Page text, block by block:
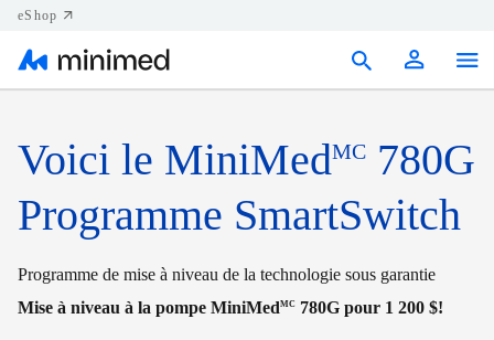
eShop
Soutien
Ressources
Nous joindre
Voici le MiniMedMC 780G
Programme SmartSwitch
Programme de mise à niveau de la technologie sous garantie
Mise à niveau à la pompe MiniMedMC 780G pour 1 200 $!